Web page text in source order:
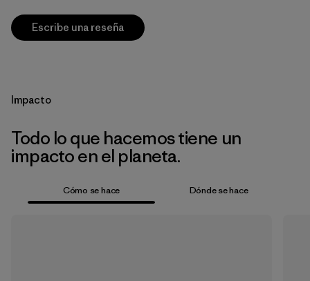
Escribe una reseña
Impacto
Todo lo que hacemos tiene un
impacto en el planeta.
Cómo se hace Dónde se hace